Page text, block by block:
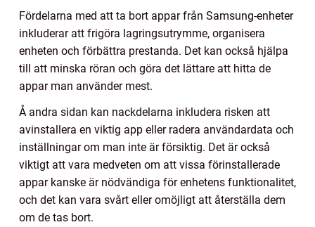
Fördelarna med att ta bort appar från Samsung-enheter
inkluderar att frigöra lagringsutrymme, organisera
enheten och förbättra prestanda. Det kan också hjälpa
till att minska röran och göra det lättare att hitta de
appar man använder mest.
Å andra sidan kan nackdelarna inkludera risken att
avinstallera en viktig app eller radera användardata och
inställningar om man inte är försiktig. Det är också
viktigt att vara medveten om att vissa förinstallerade
appar kanske är nödvändiga för enhetens funktionalitet,
och det kan vara svårt eller omöjligt att återställa dem
om de tas bort.